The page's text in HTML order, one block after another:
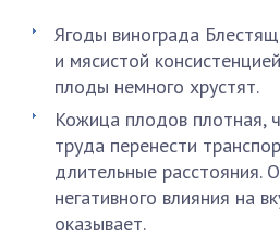
Ягоды винограда
и мясистой
плоды немного хрустят.
Кожица плодов плотная,
труда перенести
длительные расстояния.
негативного влияния на
оказывает.